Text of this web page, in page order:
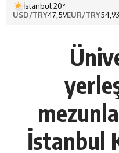
İstanbul 20°
USD/TRY47,59EUR/TRY54,93
İstanbul